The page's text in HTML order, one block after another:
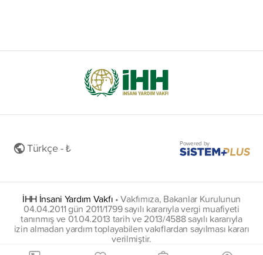
Türkçe - ₺ Powered by
İHH İnsani Yardım Vakfı •Vakfımıza, Bakanlar Kurulunun
04.04.2011 gün 2011/1799 sayılı kararıyla vergi muafiyeti
tanınmış ve 01.04.2013 tarih ve 2013/4588 sayılı kararıyla
izin almadan yardım toplayabilen vakıflardan sayılması kararı
verilmiştir.